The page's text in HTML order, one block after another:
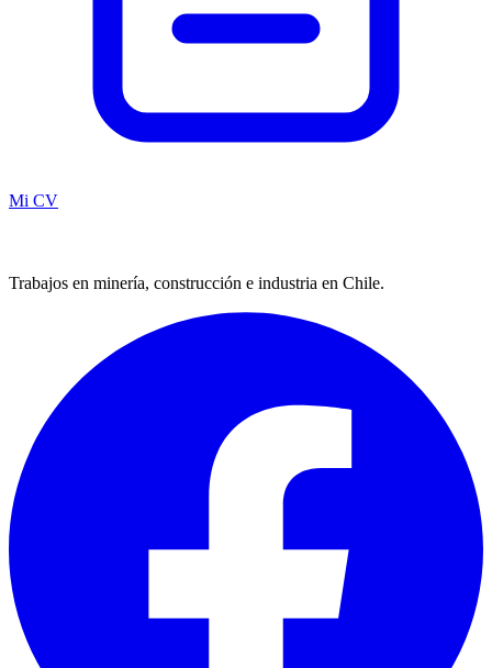
Mi CV
Trabajos en minería, construcción e industria en Chile.